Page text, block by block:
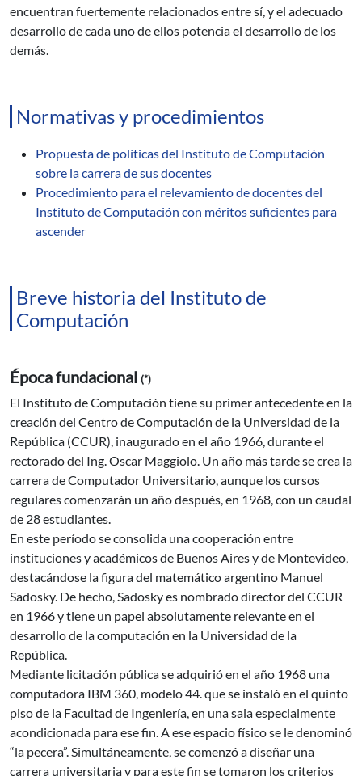
encuentran fuertemente relacionados entre sí, y el adecuado
desarrollo de cada uno de ellos potencia el desarrollo de los
demás.
Normativas y procedimientos
Propuesta de políticas del Instituto de Computación
sobre la carrera de sus docentes
Procedimiento para el relevamiento de docentes del
Instituto de Computación con méritos suficientes para
ascender
Breve historia del Instituto de
Computación
Época fundacional (*)
El Instituto de Computación tiene su primer antecedente en la
creación del Centro de Computación de la Universidad de la
República (CCUR), inaugurado en el año 1966, durante el
rectorado del Ing. Oscar Maggiolo. Un año más tarde se crea la
carrera de Computador Universitario, aunque los cursos
regulares comenzarán un año después, en 1968, con un caudal
de 28 estudiantes.
En este período se consolida una cooperación entre
instituciones y académicos de Buenos Aires y de Montevideo,
destacándose la figura del matemático argentino Manuel
Sadosky. De hecho, Sadosky es nombrado director del CCUR
en 1966 y tiene un papel absolutamente relevante en el
desarrollo de la computación en la Universidad de la
República.
Mediante licitación pública se adquirió en el año 1968 una
computadora IBM 360, modelo 44. que se instaló en el quinto
piso de la Facultad de Ingeniería, en una sala especialmente
acondicionada para ese fin. A ese espacio físico se le denominó
“la pecera”. Simultáneamente, se comenzó a diseñar una
carrera universitaria y para este fin se tomaron los criterios